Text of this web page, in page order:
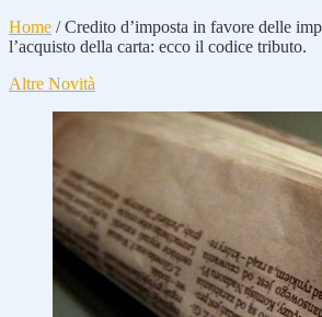
Home /Credito d’imposta in favore delle
l’acquisto della carta: ecco il codice tributo.
Altre Novità